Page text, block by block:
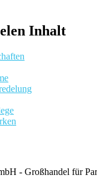
Inhalt
- Großhandel für